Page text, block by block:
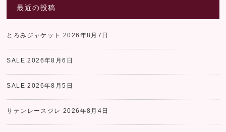
最近の投稿
とろみジャケット 2026年8月7日
SALE 2026年8月6日
SALE 2026年8月5日
サテンレースジレ 2026年8月4日